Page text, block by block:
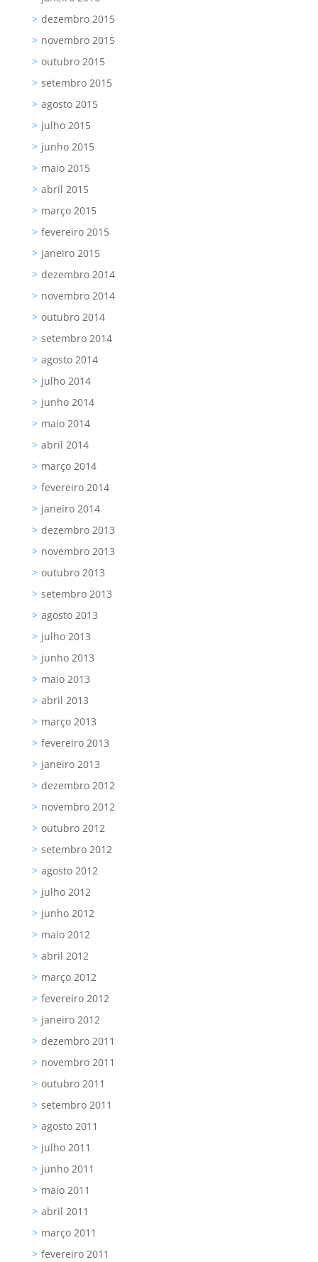
dezembro 2015
novembro 2015
outubro 2015
setembro 2015
agosto 2015
julho 2015
junho 2015
maio 2015
abril 2015
março 2015
fevereiro 2015
janeiro 2015
dezembro 2014
novembro 2014
outubro 2014
setembro 2014
agosto 2014
julho 2014
junho 2014
maio 2014
abril 2014
março 2014
fevereiro 2014
janeiro 2014
dezembro 2013
novembro 2013
outubro 2013
setembro 2013
agosto 2013
julho 2013
junho 2013
maio 2013
abril 2013
março 2013
fevereiro 2013
janeiro 2013
dezembro 2012
novembro 2012
outubro 2012
setembro 2012
agosto 2012
julho 2012
junho 2012
maio 2012
abril 2012
março 2012
fevereiro 2012
janeiro 2012
dezembro 2011
novembro 2011
outubro 2011
setembro 2011
agosto 2011
julho 2011
junho 2011
maio 2011
abril 2011
março 2011
fevereiro 2011